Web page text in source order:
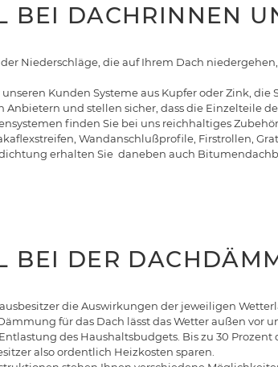
BEI DACHRINNEN
Niederschläge, die auf Ihrem Dach
Kunden Systeme aus Kupfer oder Zink,
Anbietern und stellen sicher, dass die Einzelteile
finden Sie bei uns reichhaltiges
Wandanschlußprofile, Firstrollen,
erhalten Sie daneben auch
BEI DER
die Auswirkungen der jeweiligen
für das Dach lässt das Wetter außen
des Haushaltsbudgets. Bis zu 30
also ordentlich Heizkosten sparen.